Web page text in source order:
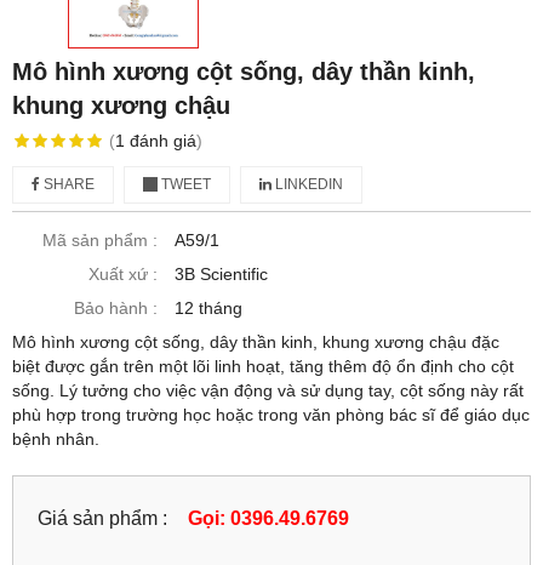
Mô hình xương cột sống, dây thần kinh,
khung xương chậu
(1 đánh giá)
SHARE TWEET LINKEDIN
Mã sản phẩm :
A59/1
Xuất xứ :
3B Scientific
Bảo hành :
12 tháng
Mô hình xương cột sống, dây thần kinh, khung xương chậu đặc
biệt được gắn trên một lõi linh hoạt, tăng thêm độ ổn định cho cột
sống. Lý tưởng cho việc vận động và sử dụng tay, cột sống này rất
phù hợp trong trường học hoặc trong văn phòng bác sĩ để giáo dục
bệnh nhân.
Giá sản phẩm : Gọi: 0396.49.6769